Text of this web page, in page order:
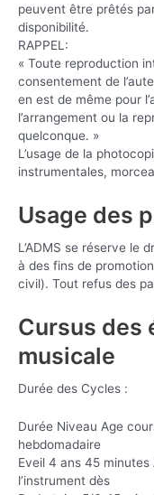
peuvent être prêtés
disponibilité.
RAPPEL:
« Toute reproduction
consentement de
en est de même pour
l’arrangement ou la
quelconque. »
L’usage de la
instrumentales,
Usage des
L’ADMS se réserve le
à des fins de
civil). Tout refus des
Cursus des
musicale
Durée des Cycles :
Durée Niveau Age
hebdomadaire
Eveil 4 ans 45
l’instrument dès